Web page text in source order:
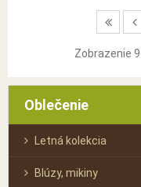
Zobrazenie
Oblečenie
Letná kolekcia
Blúzy, mikiny